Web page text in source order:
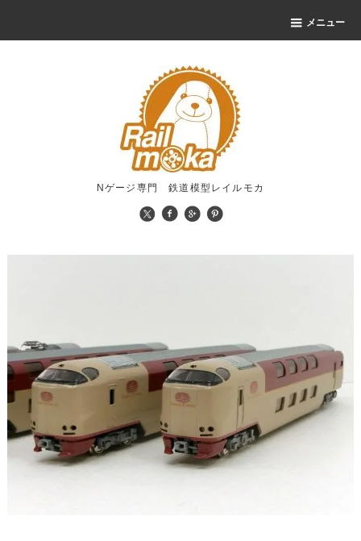
メニュー
Nゲージ専門 鉄道模型レイルモカ